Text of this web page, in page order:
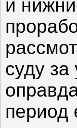
и
суду
период